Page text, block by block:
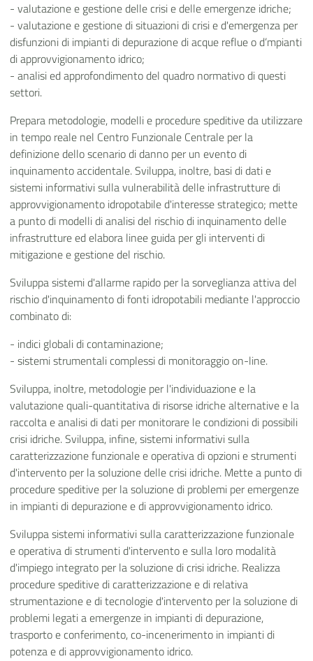
- valutazione e gestione delle crisi e delle emergenze idriche;
- valutazione e gestione di situazioni di crisi e d'emergenza per
disfunzioni di impianti di depurazione di acque reflue o d’mpianti
di approvvigionamento idrico;
- analisi ed approfondimento del quadro normativo di questi
settori.
Prepara metodologie, modelli e procedure speditive da utilizzare
in tempo reale nel Centro Funzionale Centrale per la
definizione dello scenario di danno per un evento di
inquinamento accidentale. Sviluppa, inoltre, basi di dati e
sistemi informativi sulla vulnerabilità delle infrastrutture di
approvvigionamento idropotabile d'interesse strategico; mette
a punto di modelli di analisi del rischio di inquinamento delle
infrastrutture ed elabora linee guida per gli interventi di
mitigazione e gestione del rischio.
Sviluppa sistemi d'allarme rapido per la sorveglianza attiva del
rischio d'inquinamento di fonti idropotabili mediante l'approccio
combinato di:
- indici globali di contaminazione;
- sistemi strumentali complessi di monitoraggio on-line.
Sviluppa, inoltre, metodologie per l'individuazione e la
valutazione quali-quantitativa di risorse idriche alternative e la
raccolta e analisi di dati per monitorare le condizioni di possibili
crisi idriche. Sviluppa, infine, sistemi informativi sulla
caratterizzazione funzionale e operativa di opzioni e strumenti
d'intervento per la soluzione delle crisi idriche. Mette a punto di
procedure speditive per la soluzione di problemi per emergenze
in impianti di depurazione e di approvvigionamento idrico.
Sviluppa sistemi informativi sulla caratterizzazione funzionale
e operativa di strumenti d'intervento e sulla loro modalità
d'impiego integrato per la soluzione di crisi idriche. Realizza
procedure speditive di caratterizzazione e di relativa
strumentazione e di tecnologie d'intervento per la soluzione di
problemi legati a emergenze in impianti di depurazione,
trasporto e conferimento, co-incenerimento in impianti di
potenza e di approvvigionamento idrico.